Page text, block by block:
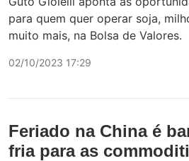
para quem quer operar soja,
muito mais, na Bolsa de Valores.
02/10/2023 17:29
Feriado na China é
fria para as